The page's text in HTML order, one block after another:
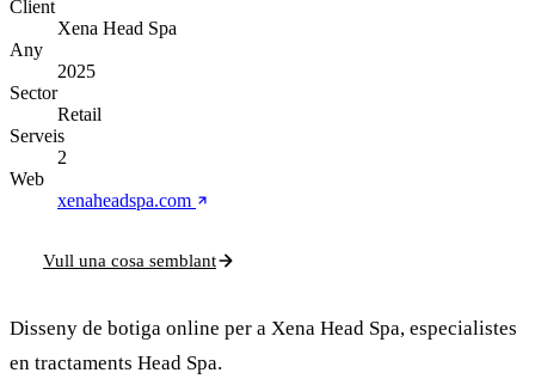
Client
Xena Head Spa
Any
2025
Sector
Retail
Serveis
2
Web
xenaheadspa.com
Vull una cosa semblant
Disseny de botiga online per a Xena Head Spa, especialistes
en tractaments Head Spa.